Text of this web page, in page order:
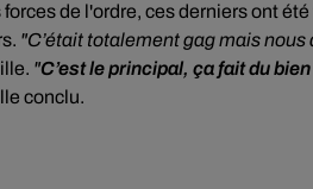
de l'ordre, ces derniers ont
"C’était totalement gag mais
"C’est le principal, ça fait du
conclu.